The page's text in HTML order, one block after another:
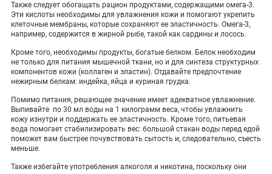
Также следует обогащать рацион продуктами, содержащими омега-3.
Эти кислоты необходимы для увлажнения кожи и помогают укрепить
клеточные мембраны, которые сохраняют ее эластичность. Омега-3,
например, содержится в жирной рыбе, такой как сардины и лосось.
Кроме того, необходимы продукты, богатые белком. Белок необходим
не только для питания мышечной ткани, но и для синтеза структурных
компонентов кожи (коллаген и эластин). Отдавайте предпочтение
нежирным белкам: индейка, яйца и куриная грудка.
Помимо питания, решающее значение имеет адекватное увлажнение.
Выпивайте по 30 мл воды на 1 килограмм веса, чтобы увлажнить
кожу изнутри и поддержать ее эластичность. Кроме того, питьевая
вода помогает стабилизировать вес: большой стакан воды перед едой
поможет вам быстрее почувствовать сытость и, следовательно, съесть
меньше.
Также избегайте употребления алкоголя и никотина, поскольку они